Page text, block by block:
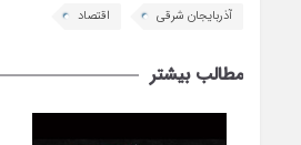
آذربایجان شرقی اقتصاد
مطالب بیشتر